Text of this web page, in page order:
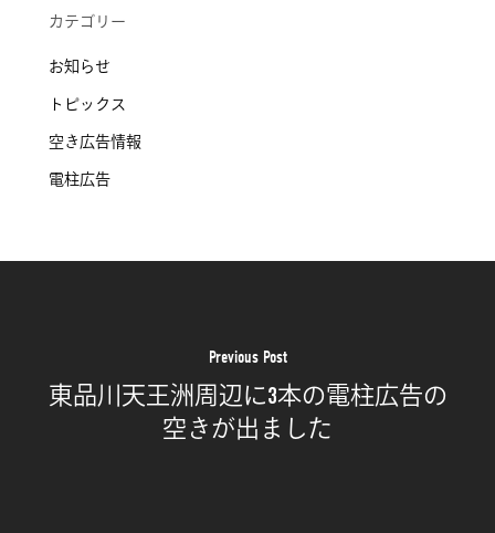
カテゴリー
お知らせ
トピックス
空き広告情報
電柱広告
Previous Post
東品川天王洲周辺に3本の電柱広告の
空きが出ました